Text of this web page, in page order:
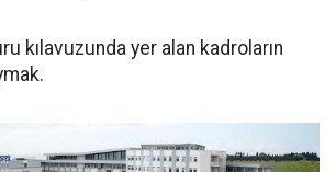
kılavuzunda yer alan kadroların